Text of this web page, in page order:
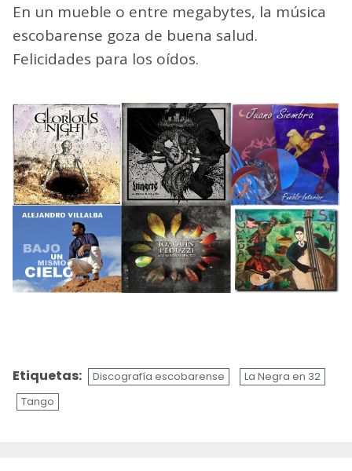
En un mueble o entre megabytes, la música
escobarense goza de buena salud.
Felicidades para los oídos.
Etiquetas: Discografía escobarense
La Negra en 32
Tango